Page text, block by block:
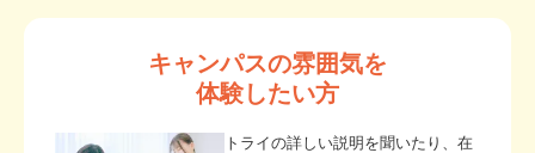
キャンパスの雰囲気を
体験したい方
トライの詳しい説明を聞いたり、在